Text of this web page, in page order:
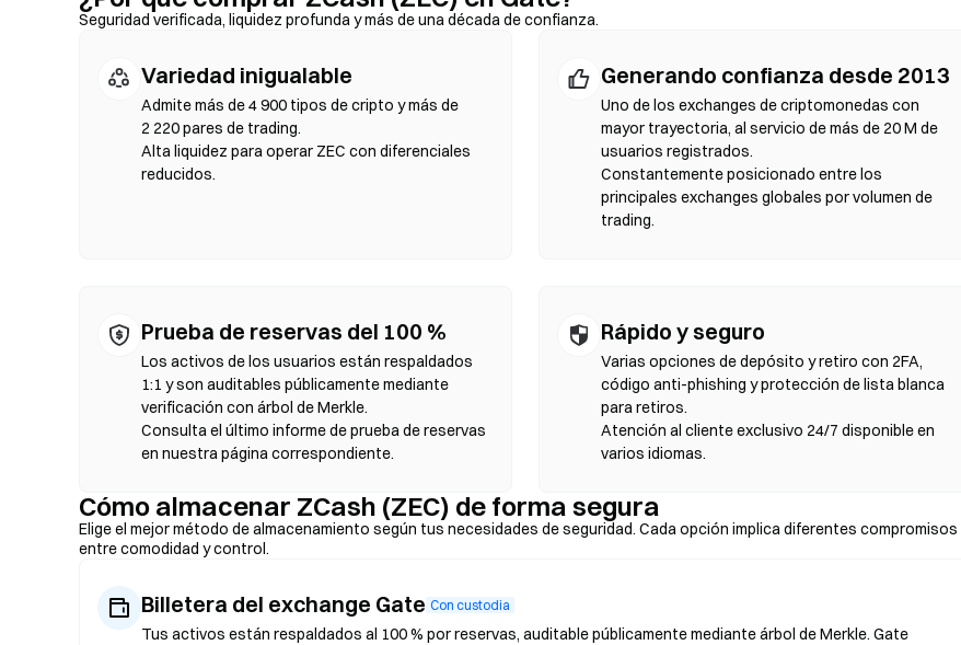
Opera de forma peer-to-peer (entre usuarios) sin intermediarios. Los DEX usan contratos inteligentes para ejecutar
intercambios on-chain (en la cadena), sin necesidad de registro ni verificación de identidad. Conecta una billetera compatible,
selecciona el par de tokens, establece la tolerancia de deslizamiento y confirma el intercambio. Ten en cuenta que se aplican
tarifas de gas y los precios pueden variar respecto a los mercados centralizados debido a la profundidad de liquidez. La
mayoría de la actividad en DEX se realiza en cadenas compatibles con EVM, como Ethereum, BNB Chain y Polygon.
Seguridad verificada, liquidez profunda y más de una década de confianza.
Variedad inigualable
Admite más de 4 900 tipos de cripto y más de
2 220 pares de trading.
Alta liquidez para operar ZEC con diferenciales
reducidos.
Generando confianza desde 2013
Uno de los exchanges de criptomonedas con
mayor trayectoria, al servicio de más de 20 M de
usuarios registrados.
Constantemente posicionado entre los
principales exchanges globales por volumen de
trading.
Prueba de reservas del 100 %
Los activos de los usuarios están respaldados
1:1 y son auditables públicamente mediante
verificación con árbol de Merkle.
Consulta el último informe de prueba de reservas
en nuestra página correspondiente.
Rápido y seguro
Varias opciones de depósito y retiro con 2FA,
código anti-phishing y protección de lista blanca
para retiros.
Atención al cliente exclusivo 24/7 disponible en
varios idiomas.
Cómo almacenar ZCash (ZEC) de forma segura
Elige el mejor método de almacenamiento según tus necesidades de seguridad. Cada opción implica diferentes compromisos
entre comodidad y control.
Billetera del exchange Gate Con custodia
Tus activos están respaldados al 100 % por reservas, auditable públicamente mediante árbol de Merkle. Gate